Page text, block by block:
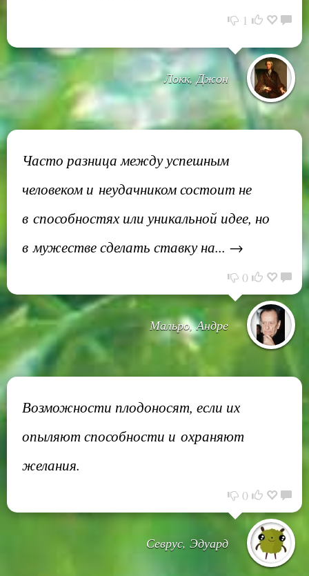
1
Локк, Джон
Часто разница между успешным
человеком и неудачником состоит не
в способностях или уникальной идее, но
в мужестве сделать ставку на... →
0
Мальро, Андре
Возможности плодоносят, если их
опыляют способности и охраняют
желания.
0
Севрус, Эдуард